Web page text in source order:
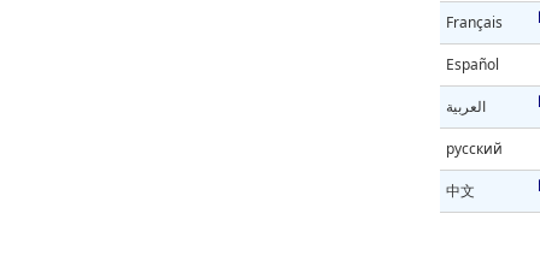
Français
Español
العربية
русский
中文